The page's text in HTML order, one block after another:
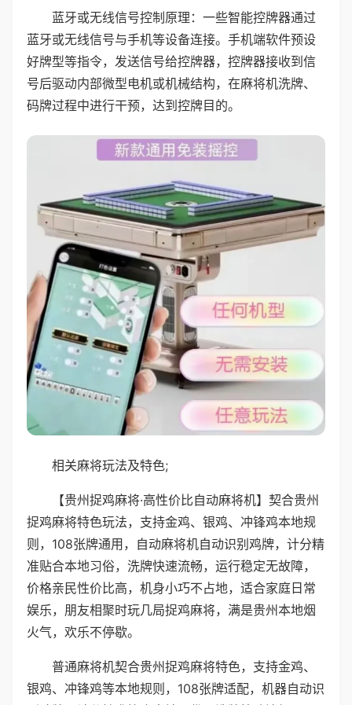
蓝牙或无线信号控制原理：一些智能控牌器通过
蓝牙或无线信号与手机等设备连接。手机端软件预设
好牌型等指令，发送信号给控牌器，控牌器接收到信
号后驱动内部微型电机或机械结构，在麻将机洗牌、
码牌过程中进行干预，达到控牌目的。
相关麻将玩法及特色;
【贵州捉鸡麻将·高性价比自动麻将机】契合贵州
捉鸡麻将特色玩法，支持金鸡、银鸡、冲锋鸡本地规
则，108张牌通用，自动麻将机自动识别鸡牌，计分精
准贴合本地习俗，洗牌快速流畅，运行稳定无故障，
价格亲民性价比高，机身小巧不占地，适合家庭日常
娱乐，朋友相聚时玩几局捉鸡麻将，满是贵州本地烟
火气，欢乐不停歇。
普通麻将机契合贵州捉鸡麻将特色，支持金鸡、
银鸡、冲锋鸡等本地规则，108张牌适配，机器自动识